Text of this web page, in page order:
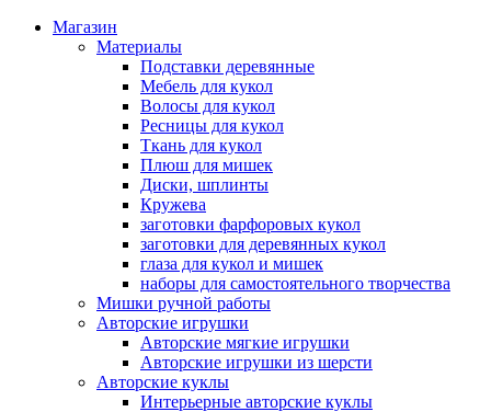
Магазин
Материалы
Подставки деревянные
Мебель для кукол
Волосы для кукол
Ресницы для кукол
Ткань для кукол
Плюш для мишек
Диски, шплинты
Кружева
заготовки фарфоровых кукол
заготовки для деревянных кукол
глаза для кукол и мишек
наборы для самостоятельного творчества
Мишки ручной работы
Авторские игрушки
Авторские мягкие игрушки
Авторские игрушки из шерсти
Авторские куклы
Интерьерные авторские куклы